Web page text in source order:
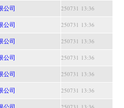
公司 250731 13:36
公司 250731 13:36
公司 250731 13:36
公司 250731 13:36
公司 250731 13:36
公司 250731 13:36